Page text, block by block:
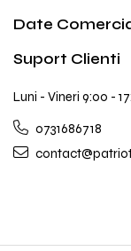
Date
Suport Clienti
Luni - Vineri 9:00 -
0731686718